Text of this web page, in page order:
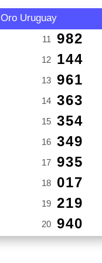
Oro Uruguay
11 982
12 144
13 961
14 363
15 354
16 349
17 935
18 017
19 219
20 940